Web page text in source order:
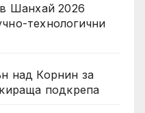
Шанхай 2026
технологични
над Корнин за
подкрепа